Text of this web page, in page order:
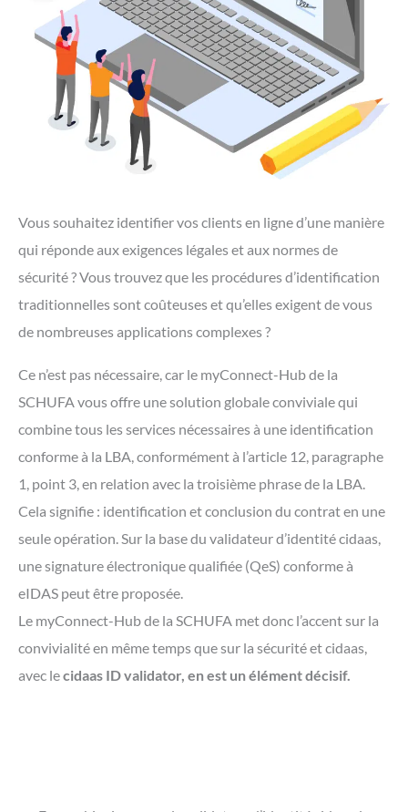
Vous souhaitez identifier vos clients en ligne d’une manière
qui réponde aux exigences légales et aux normes de
sécurité ? Vous trouvez que les procédures d’identification
traditionnelles sont coûteuses et qu’elles exigent de vous
de nombreuses applications complexes ?
Ce n’est pas nécessaire, car le myConnect-Hub de la
SCHUFA vous offre une solution globale conviviale qui
combine tous les services nécessaires à une identification
conforme à la LBA, conformément à l’article 12, paragraphe
1, point 3, en relation avec la troisième phrase de la LBA.
Cela signifie : identification et conclusion du contrat en une
seule opération. Sur la base du validateur d’identité cidaas,
une signature électronique qualifiée (QeS) conforme à
eIDAS peut être proposée.
Le myConnect-Hub de la SCHUFA met donc l’accent sur la
convivialité en même temps que sur la sécurité et cidaas,
avec lecidaas ID validator, en est un élément décisif.